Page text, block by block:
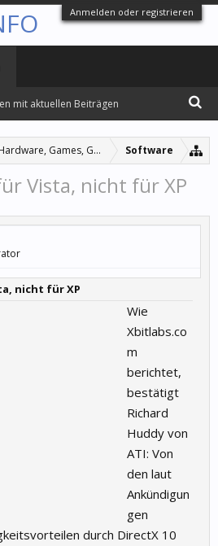
Anmelden oder registrieren
Games, Grafiken Software
Vista, nicht für XP
nicht für XP
Wie
Xbitlabs.co
m
berichtet,
bestätigt
Richard
Huddy von
ATI: Von
den laut
Ankündigun
gen
durch DirectX 10
mit aktuellen Beiträgen